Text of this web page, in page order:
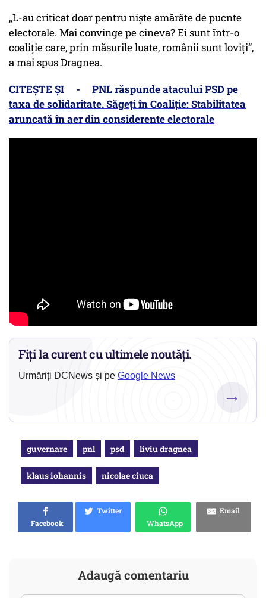
„L-au criticat doar pentru niște amărâte de pucnte
electorale. Mai convinge pe cineva? Ei sunt într-o
coaliție care, prin măsurile luate, românii sunt loviți“,
a mai spus Dragnea.
CITEȘTE ȘI - PNL răspunde atacului PSD pe
taxa de solidaritate. Săgeți în Coaliție: Stabilitatea
aruncată în aer din considerente electorale
Fiți la curent cu ultimele noutăți.
Urmăriți DCNews și pe Google News
→
guvernare pnl psd liviu dragnea
klaus iohannis nicolae ciuca
Facebook
Twitter
WhatsApp
Email
Adaugă comentariu